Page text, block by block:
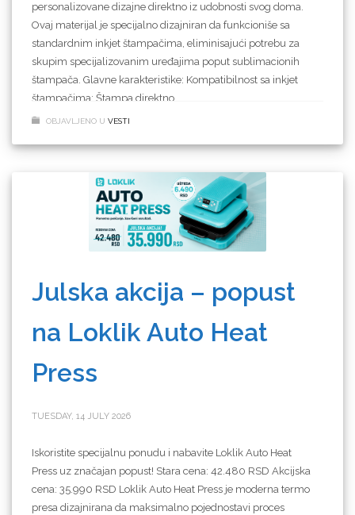
personalizovane dizajne direktno iz udobnosti svog doma.
Ovaj materijal je specijalno dizajniran da funkcioniše sa
standardnim inkjet štampačima, eliminisajući potrebu za
skupim specijalizovanim uređajima poput sublimacionih
štampača. Glavne karakteristike: Kompatibilnost sa inkjet
štampačima: Štampa direktno
OBJAVLJENO U VESTI
Julska akcija – popust
na Loklik Auto Heat
Press
TUESDAY, 14 JULY 2026
Iskoristite specijalnu ponudu i nabavite Loklik Auto Heat
Press uz značajan popust! Stara cena: 42.480 RSD Akcijska
cena: 35.990 RSD Loklik Auto Heat Press je moderna termo
presa dizajnirana da maksimalno pojednostavi proces